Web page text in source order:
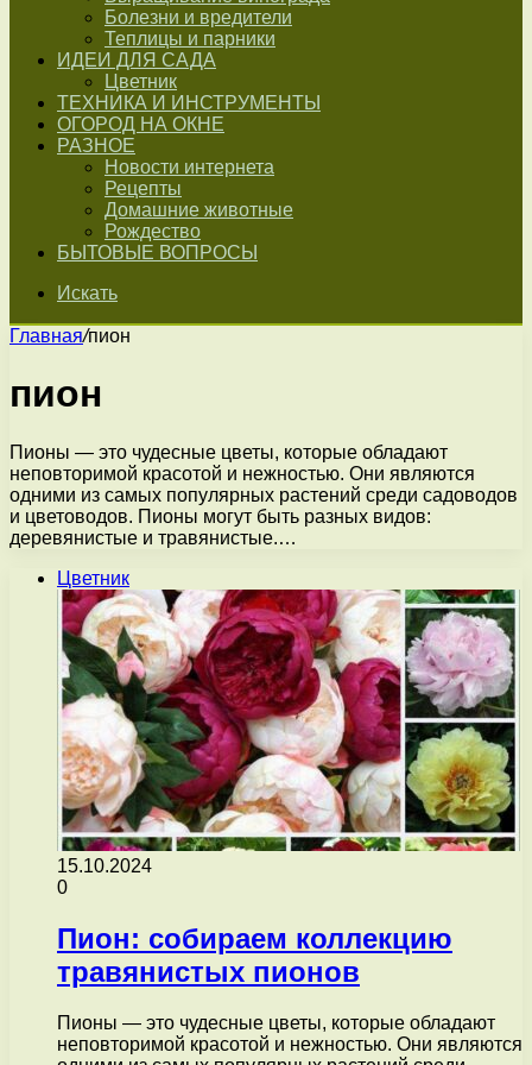
Болезни и вредители
Теплицы и парники
ИДЕИ ДЛЯ САДА
Цветник
ТЕХНИКА И ИНСТРУМЕНТЫ
ОГОРОД НА ОКНЕ
РАЗНОЕ
Новости интернета
Рецепты
Домашние животные
Рождество
БЫТОВЫЕ ВОПРОСЫ
Искать
Главная/пион
пион
Пионы — это чудесные цветы, которые обладают
неповторимой красотой и нежностью. Они являются
одними из самых популярных растений среди садоводов
и цветоводов. Пионы могут быть разных видов:
деревянистые и травянистые.…
Цветник
15.10.2024
0
Пион: собираем коллекцию
травянистых пионов
Пионы — это чудесные цветы, которые обладают
неповторимой красотой и нежностью. Они являются